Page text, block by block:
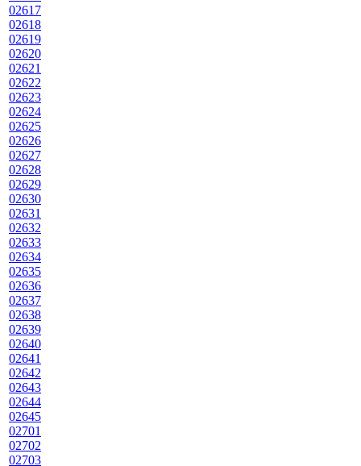
02617
02618
02619
02620
02621
02622
02623
02624
02625
02626
02627
02628
02629
02630
02631
02632
02633
02634
02635
02636
02637
02638
02639
02640
02641
02642
02643
02644
02645
02701
02702
02703